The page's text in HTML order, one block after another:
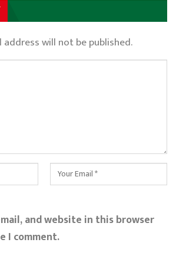
address will not be published.
and website in this browser
I comment.